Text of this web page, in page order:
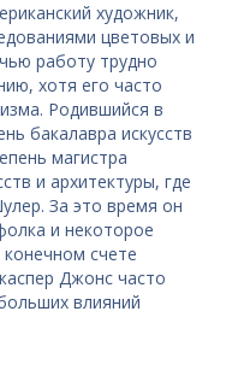
художник,
цветовых и
работу трудно
хотя его часто
Родившийся в
бакалавра искусств
магистра
и архитектуры, где
За это время он
и некоторое
счете
Джонс часто
влияний